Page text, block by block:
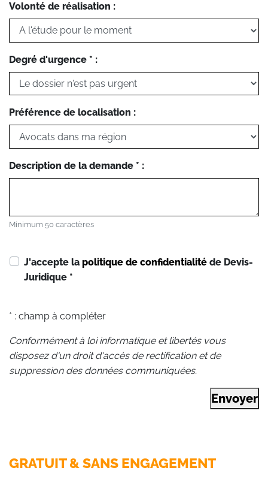
Volonté de réalisation :
Degré d'urgence * :
Préférence de localisation :
Description de la demande * :
Minimum 50 caractères
J'accepte la politique de confidentialité de Devis-
Juridique *
* : champ à compléter
Conformément à loi informatique et libertés vous
disposez d'un droit d'accès de rectification et de
suppression des données communiquées.
Envoyer
GRATUIT & SANS ENGAGEMENT